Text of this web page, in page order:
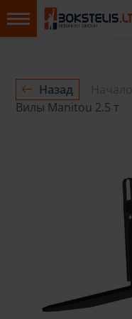
Назад Начало
Вилы Manitou 2.5 т